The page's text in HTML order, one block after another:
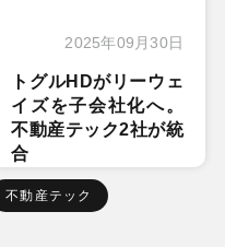
2025年09月30日
トグルHDがリーウェ
イズを子会社化へ。
不動産テック2社が統
合
不動産テック